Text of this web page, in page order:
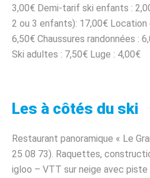
3,00€ Demi-tarif ski enfants :
2 ou 3 enfants): 17,00€
6,50€ Chaussures randonnées :
Ski adultes : 7,50€ Luge : 4,00€
Les à côtés du ski
Restaurant panoramique « Le
25 08 73). Raquettes,
igloo – VTT sur neige avec piste